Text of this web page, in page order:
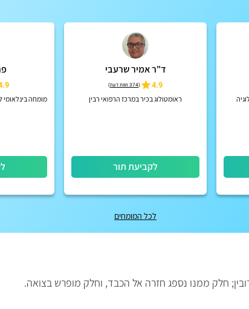
ד"ר אמיר שרעבי
4.9
(374 חוות דעת )
ראומטולוג בכיר במרכז הרפואי רבין
לקביעת תור
מומחה בינלאומי
לכל המומחים
חלק ממנו נספג חזרה אל הכבד, וחלק מופרש בצואה.